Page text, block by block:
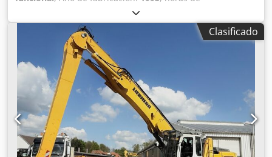
, En venta: Excavadora HANSA APZ
531 A pesar de su antigüedad, la excavadora se encuentra
en buenas condiciones técnicas: todas las funciones están
operativas. • Horas de funcionamiento: 7059 • Utilizada
únicamente en Alemania • Diseñada para excavaciones de
precisión • Con brazo extensible telescópico
Dcodpezmagnefx Amrjk Al reemplazar la cuchara de
excavación por una cuchara de pinza (de concha), la
excavadora se vuelve muy adecuada para clasificar
diversos materiales y realizar una preselección de
diferentes tipos de residuos. Es muy compacta e ideal para
su uso en interiores.
Clasificado